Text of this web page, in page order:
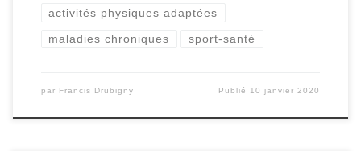
activités physiques adaptées
maladies chroniques sport-santé
par Francis Drubigny Publié 10 janvier 2020